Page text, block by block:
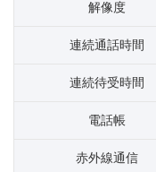
解像度
連続通話時間
連続待受時間
電話帳
赤外線通信